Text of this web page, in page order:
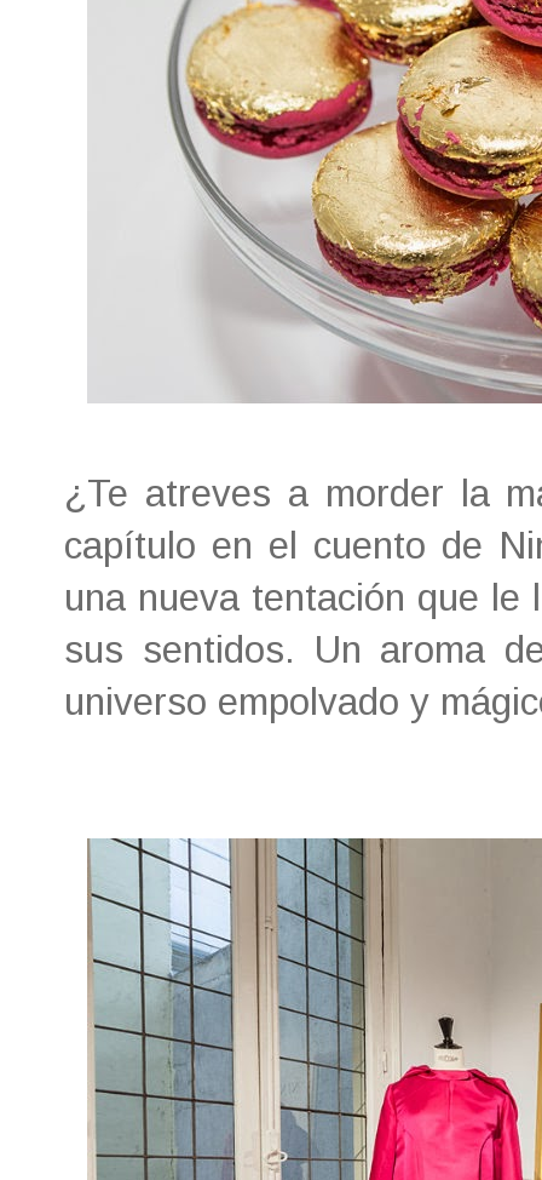
¿Te atreves a morder la
capítulo en el cuento de
una nueva tentación que
sus sentidos. Un aroma
universo empolvado y